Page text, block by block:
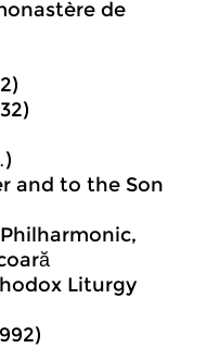
de
and to the Son
Liturgy